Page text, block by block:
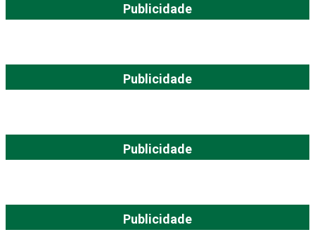
Publicidade
Publicidade
Publicidade
Publicidade